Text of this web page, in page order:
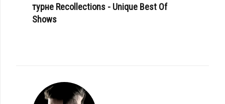
турне Recollections - Unique Best Of
Shows